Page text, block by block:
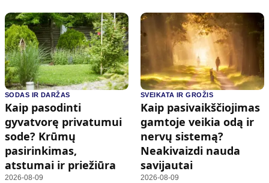
SODAS IR DARŽAS
Kaip pasodinti
gyvatvorę privatumui
sode? Krūmų
pasirinkimas,
atstumai ir priežiūra
2026-08-09
SVEIKATA IR GROŽIS
Kaip pasivaikščiojimas
gamtoje veikia odą ir
nervų sistemą?
Neakivaizdi nauda
savijautai
2026-08-09